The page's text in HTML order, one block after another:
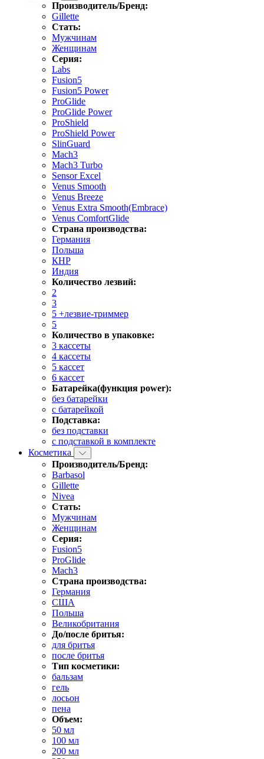
Производитель/Бренд:
Gillette
Стать:
Мужчинам
Женщинам
Серия:
Labs
Fusion5
Fusion5 Power
ProGlide
ProGlide Power
ProShield
ProShield Power
SlinGuard
Mach3
Mach3 Turbo
Sensor Excel
Venus Smooth
Venus Breeze
Venus Extra Smooth(Embrace)
Venus ComfortGlide
Страна производства:
Германия
Польша
КНР
Индия
Количество лезвий:
2
3
5 +лезвие-триммер
5
Количество в упаковке:
3 кассеты
4 кассеты
5 кассет
6 кассет
Батарейка(функция power):
без батарейки
с батарейкой
Подставка:
без подставки
с подставкой в комплекте
Косметика
Производитель/Бренд:
Barbasol
Gillette
Nivea
Стать:
Мужчинам
Женщинам
Серия:
Fusion5
ProGlide
Mach3
Страна производства:
Германия
США
Польша
Великобритания
До/после бритья:
для бритья
после бритья
Тип косметики:
бальзам
гель
лосьон
пена
Объем:
50 мл
100 мл
200 мл